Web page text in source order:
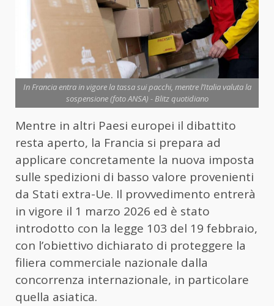
In Francia entra in vigore la tassa sui pacchi, mentre l’Italia valuta la
sospensione (foto ANSA) - Blitz quotidiano
Mentre in altri Paesi europei il dibattito
resta aperto, la Francia si prepara ad
applicare concretamente la nuova imposta
sulle spedizioni di basso valore provenienti
da Stati extra-Ue. Il provvedimento entrerà
in vigore il 1 marzo 2026 ed è stato
introdotto con la legge 103 del 19 febbraio,
con l’obiettivo dichiarato di proteggere la
filiera commerciale nazionale dalla
concorrenza internazionale, in particolare
quella asiatica.